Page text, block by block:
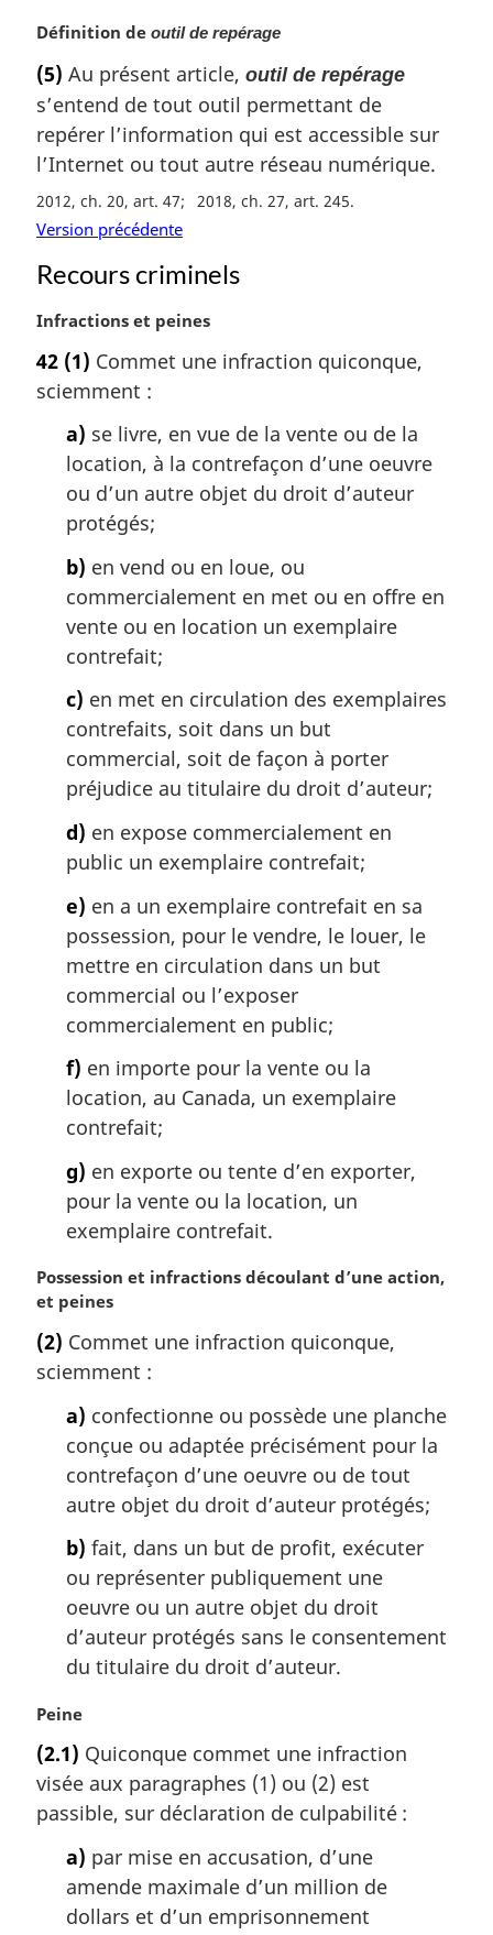
g
n
a
e
:
N
t
e
m
a
r
g
i
a
e
Définition de outil de repérage
(5) Au présent article, outil de repérage
s’entend de tout outil permettant de
repérer l’information qui est accessible sur
l’Internet ou tout autre réseau numérique.
2012, ch. 20, art. 47 2018, ch. 27, art. 245
Version précédente
Recours criminels
N
t
e
Infractions et peines
42 (1) Commet une infraction quiconque,
sciemment :
a) se livre, en vue de la vente ou de la
location, à la contrefaçon d’une oeuvre
ou d’un autre objet du droit d’auteur
protégés;
b) en vend ou en loue, ou
commercialement en met ou en offre en
vente ou en location un exemplaire
contrefait;
c) en met en circulation des exemplaires
contrefaits, soit dans un but
commercial, soit de façon à porter
préjudice au titulaire du droit d’auteur;
d) en expose commercialement en
public un exemplaire contrefait;
e) en a un exemplaire contrefait en sa
possession, pour le vendre, le louer, le
mettre en circulation dans un but
commercial ou l’exposer
commercialement en public;
f) en importe pour la vente ou la
location, au Canada, un exemplaire
contrefait;
g) en exporte ou tente d’en exporter,
pour la vente ou la location, un
exemplaire contrefait.
N
o
e
m
Possession et infractions découlant d’une action,
et peines
(2) Commet une infraction quiconque,
sciemment :
a) confectionne ou possède une planche
conçue ou adaptée précisément pour la
contrefaçon d’une oeuvre ou de tout
autre objet du droit d’auteur protégés;
b) fait, dans un but de profit, exécuter
ou représenter publiquement une
oeuvre ou un autre objet du droit
d’auteur protégés sans le consentement
du titulaire du droit d’auteur.
N
t
e
m
Peine
(2.1) Quiconque commet une infraction
visée aux paragraphes (1) ou (2) est
passible, sur déclaration de culpabilité :
a) par mise en accusation, d’une
amende maximale d’un million de
dollars et d’un emprisonnement